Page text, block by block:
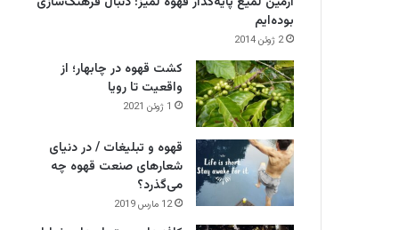
بوده‌ایم
2 ژوئن 2014
کشت قهوه در چابهار؛ از
واقعیت تا رویا
1 ژوئن 2021
قهوه و تبلیغات / در دنیای
شعارهای صنعت قهوه چه
می‌گذرد؟
12 مارس 2019